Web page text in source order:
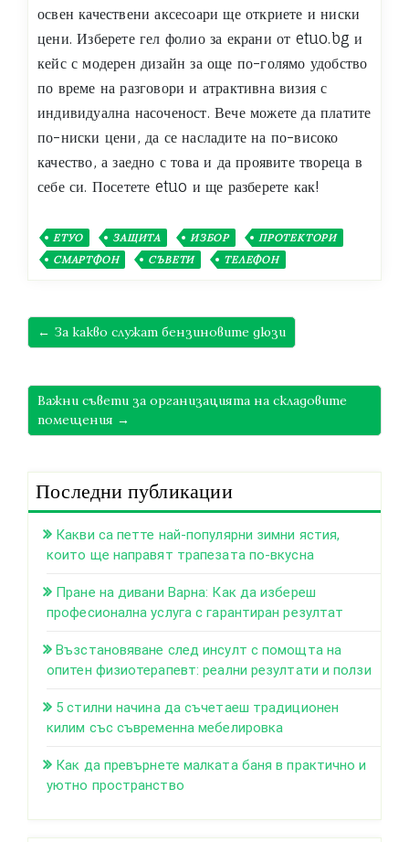
освен качествени аксесоари ще откриете и ниски
цени. Изберете гел фолио за екрани от etuo.bg и
кейс с модерен дизайн за още по-голямо удобство
по време на разговори и атрактивна визия с
индивидуална насоченост. Вече можете да платите
по-ниски цени, да се насладите на по-високо
качество, а заедно с това и да проявите твореца в
себе си. Посетете etuo и ще разберете как!
ЕТУО ЗАЩИТА ИЗБОР
ПРОТЕКТОРИ
СМАРТФОН
СЪВЕТИ ТЕЛЕФОН
← За какво служат бензиновите дюзи
Важни съвети за организацията на складовите
помещения →
Последни публикации
Какви са петте най-популярни зимни ястия,
които ще направят трапезата по-вкусна
Пране на дивани Варна: Как да избереш
професионална услуга с гарантиран резултат
Възстановяване след инсулт с помощта на
опитен физиотерапевт: реални резултати и ползи
5 стилни начина да съчетаеш традиционен
килим със съвременна мебелировка
Как да превърнете малката баня в практично и
уютно пространство